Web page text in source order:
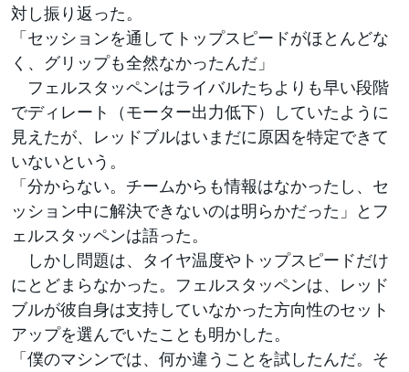
対し振り返った。
「セッションを通してトップスピードがほとんどな
く、グリップも全然なかったんだ」
フェルスタッペンはライバルたちよりも早い段階
でディレート（モーター出力低下）していたように
見えたが、レッドブルはいまだに原因を特定できて
いないという。
「分からない。チームからも情報はなかったし、セ
ッション中に解決できないのは明らかだった」とフ
ェルスタッペンは語った。
しかし問題は、タイヤ温度やトップスピードだけ
にとどまらなかった。フェルスタッペンは、レッド
ブルが彼自身は支持していなかった方向性のセット
アップを選んでいたことも明かした。
「僕のマシンでは、何か違うことを試したんだ。そ